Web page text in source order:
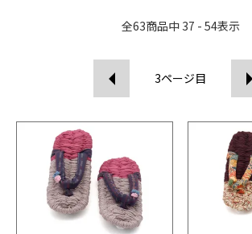
全63商品中 37 - 54表示
3ページ目